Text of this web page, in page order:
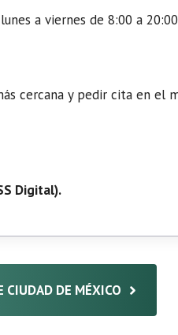
a viernes de 8:00 a
cercana y pedir cita en el
Digital).
CIUDAD DE MÉXICO